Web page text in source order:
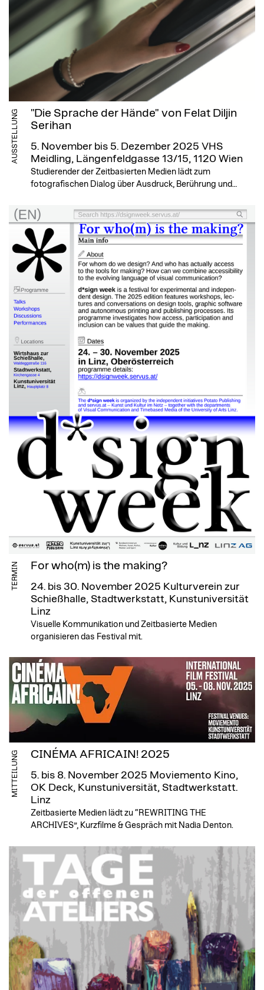
AUSSTELLUNG
"Die Sprache der Hände" von Felat Diljin
Serihan
5. November bis 5. Dezember 2025 VHS
Meidling, Längenfeldgasse 13/15, 1120 Wien
Studierender der Zeitbasierten Medien lädt zum
fotografischen Dialog über Ausdruck, Berührung und…
TERMIN For who(m) is the making?
24. bis 30. November 2025 Kulturverein zur
Schießhalle, Stadtwerkstatt, Kunstuniversität
Linz
Visuelle Kommunikation und Zeitbasierte Medien
organisieren das Festival mit.
MITTEILUNG CINÉMA AFRICAIN! 2025
5. bis 8. November 2025 Moviemento Kino,
OK Deck, Kunstuniversität, Stadtwerkstatt.
Linz
Zeitbasierte Medien lädt zu “REWRITING THE
ARCHIVES”, Kurzfilme & Gespräch mit Nadia Denton.